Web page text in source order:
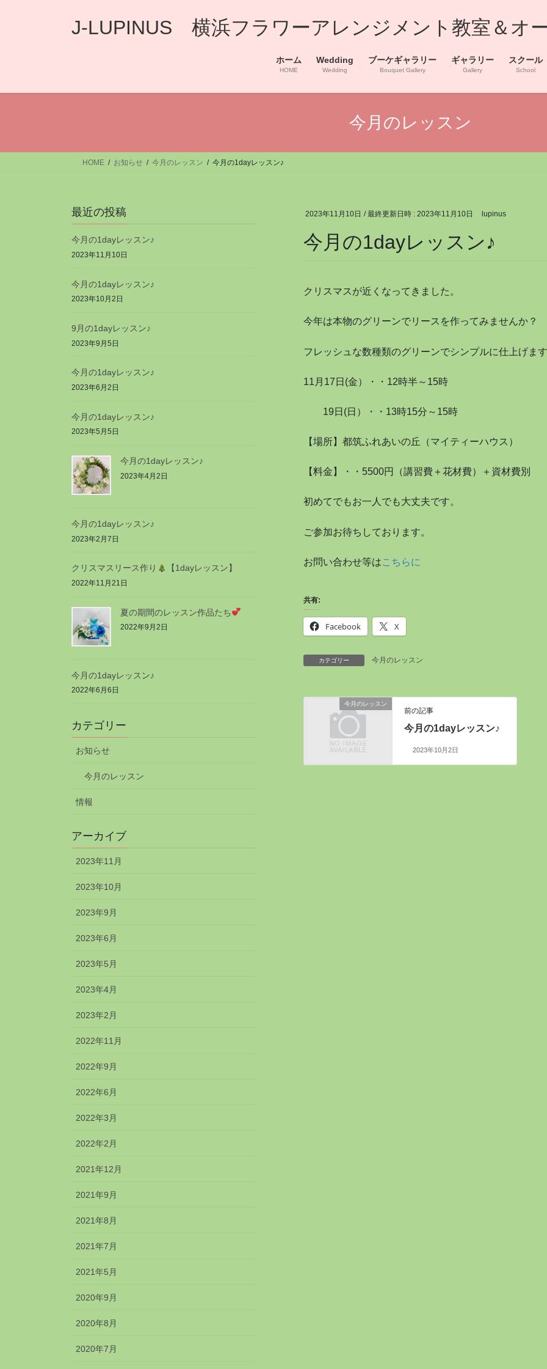
ス
ン
J-LUPINUS 横浜フラワーアレンジメント教室＆オ
ホーム
HOME
Wedding
Wedding
ブーケギャラリー
Bouquet Gallery
ギャラリー
Gallery
スクール
School
今月のレッスン
HOME お知らせ 今月のレッスン 今月の1dayレッスン♪
2023年11月10日 / 最終更新日時 : 2023年11月10日 lupinus
今月の1dayレッスン♪
クリスマスが近くなってきました。
今年は本物のグリーンでリースを作ってみませんか？
フレッシュな数種類のグリーンでシンプルに仕上げま
11月17日(金）・・12時半～15時
19日(日）・・13時15分～15時
【場所】都筑ふれあいの丘（マイティーハウス）
【料金】・・5500円（講習費＋花材費）＋資材費別
初めてでもお一人でも大丈夫です。
ご参加お待ちしております。
お問い合わせ等はこちらに
共有:
Facebook X
カテゴリー 今月のレッスン
今月のレッスン
前の記事
今月の1dayレッスン♪
2023年10月2日
最近の投稿
今月の1dayレッスン♪
2023年11月10日
今月の1dayレッスン♪
2023年10月2日
9月の1dayレッスン♪
2023年9月5日
今月の1dayレッスン♪
2023年6月2日
今月の1dayレッスン♪
2023年5月5日
今月の1dayレッスン♪
2023年4月2日
今月の1dayレッスン♪
2023年2月7日
クリスマスリース作り 【1dayレッスン】
2022年11月21日
夏の期間のレッスン作品たち
2022年9月2日
今月の1dayレッスン♪
2022年6月6日
カテゴリー
お知らせ
今月のレッスン
情報
アーカイブ
2023年11月
2023年10月
2023年9月
2023年6月
2023年5月
2023年4月
2023年2月
2022年11月
2022年9月
2022年6月
2022年3月
2022年2月
2021年12月
2021年9月
2021年8月
2021年7月
2021年5月
2020年9月
2020年8月
2020年7月